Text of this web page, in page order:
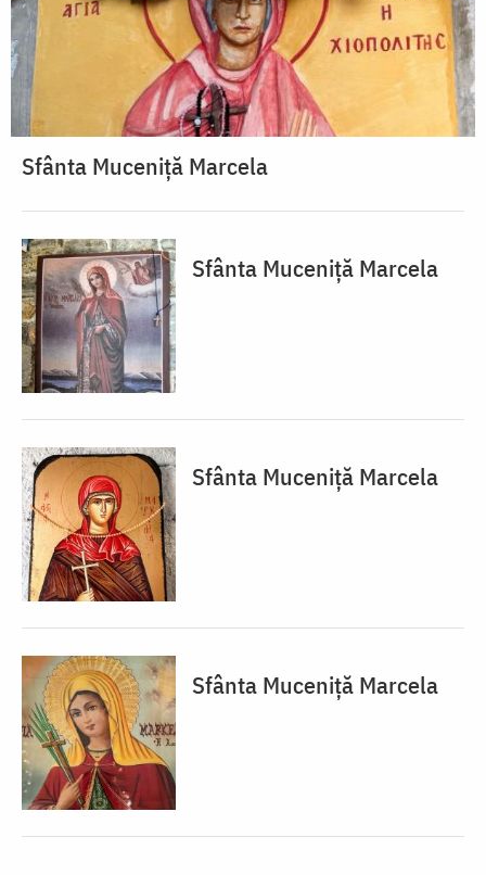
Sfânta Muceniță Marcela
Sfânta Muceniță Marcela
Sfânta Muceniță Marcela
Sfânta Muceniță Marcela